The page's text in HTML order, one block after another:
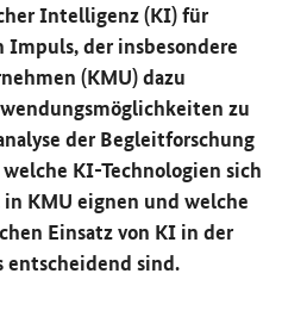
Intelligenz (KI) für
der insbesondere
(KMU) dazu
zu
der Begleitforschung
KI-Technologien sich
KMU eignen und welche
Einsatz von KI in der
entscheidend sind.